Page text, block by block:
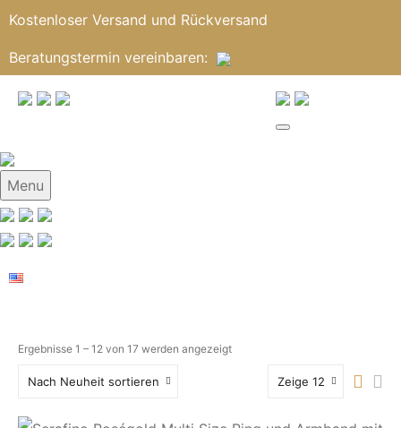
Kostenloser Versand und Rückversand
Beratungstermin vereinbaren:
Menu
Ergebnisse 1 – 12 von 17 werden angezeigt
Nach Neuheit sortieren Zeige 12